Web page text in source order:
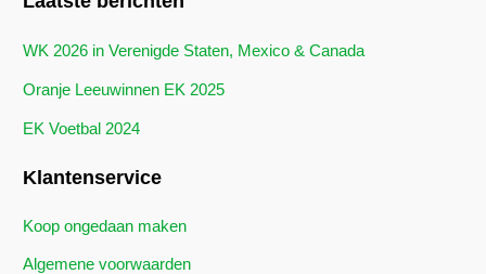
WK 2026 in Verenigde Staten, Mexico & Canada
Oranje Leeuwinnen EK 2025
EK Voetbal 2024
Klantenservice
Koop ongedaan maken
Algemene voorwaarden